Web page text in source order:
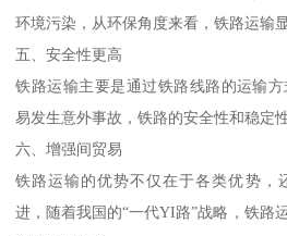
环境污染，从环保角度来看，铁路运输
五、安全性更高
铁路运输主要是通过铁路线路的运输
易发生意外事故，铁路的安全性和稳定
六、增强间贸易
铁路运输的优势不仅在于各类优势，
进，随着我国的“一代YI路”战略，铁路